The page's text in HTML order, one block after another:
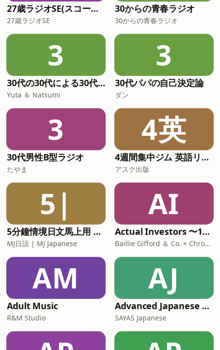
27歳ラジオSE(スコーン＆エピ)
27歳ラジオSE
30からの青春ラジオ
30からの青春ラジオ
3
30代の30代による30代のための30代ラジオ
Yuta ＆ Natsumi
3
30代パパの自己決定論
ダン
3
30代男性B型ラジオ
たやま
4英
4週間集中ジム 英語リスニング 初級２ 短期留学編
アスク出版
5|
5分鐘情境日文馬上用 | MJ日語 | MJ Japanese
MJ日語 | MJ Japanese
AI
Actual Investors 〜100年変わらない投資の話〜
Baillie Gifford ＆ Co. × Chronicle
AM
Adult Music
R&M Studio
AJ
Advanced Japanese Podcast with SAYAS
SAYAS Japanese